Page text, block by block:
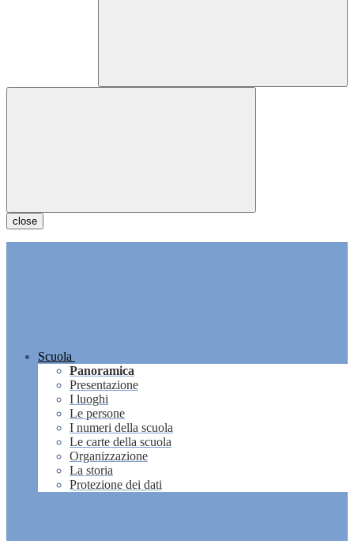
close
Scuola
Panoramica
Presentazione
I luoghi
Le persone
I numeri della scuola
Le carte della scuola
Organizzazione
La storia
Protezione dei dati